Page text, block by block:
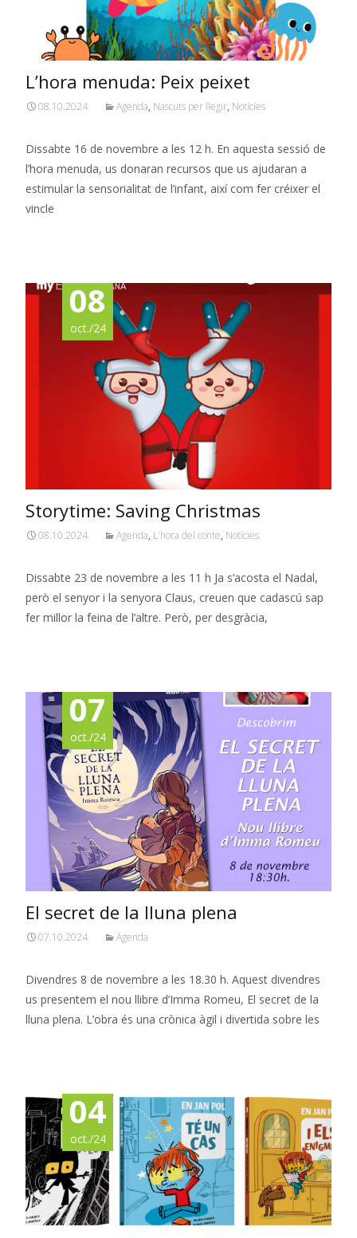
L’hora menuda: Peix peixet
08.10.2024 Agenda, Nascuts per llegir, Notícies
Dissabte 16 de novembre a les 12 h. En aquesta sessió de
l’hora menuda, us donaran recursos que us ajudaran a
estimular la sensorialitat de l’infant, així com fer créixer el
vincle
08
oct./24
Storytime: Saving Christmas
08.10.2024 Agenda, L'hora del conte, Notícies
Dissabte 23 de novembre a les 11 h Ja s’acosta el Nadal,
però el senyor i la senyora Claus, creuen que cadascú sap
fer millor la feina de l’altre. Però, per desgràcia,
07
oct./24
El secret de la lluna plena
07.10.2024 Agenda
Divendres 8 de novembre a les 18.30 h. Aquest divendres
us presentem el nou llibre d’Imma Romeu, El secret de la
lluna plena. L’obra és una crònica àgil i divertida sobre les
04
oct./24